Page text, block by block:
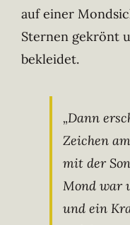
auf einer
Sternen gekrönt
bekleidet.
„Dann
Zeichen
mit der
Mond war
und ein